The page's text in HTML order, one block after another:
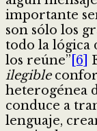
importante
son sólo los
todo la lógica
los reúne” [6]
ilegible
heterogénea
conduce a
lenguaje,